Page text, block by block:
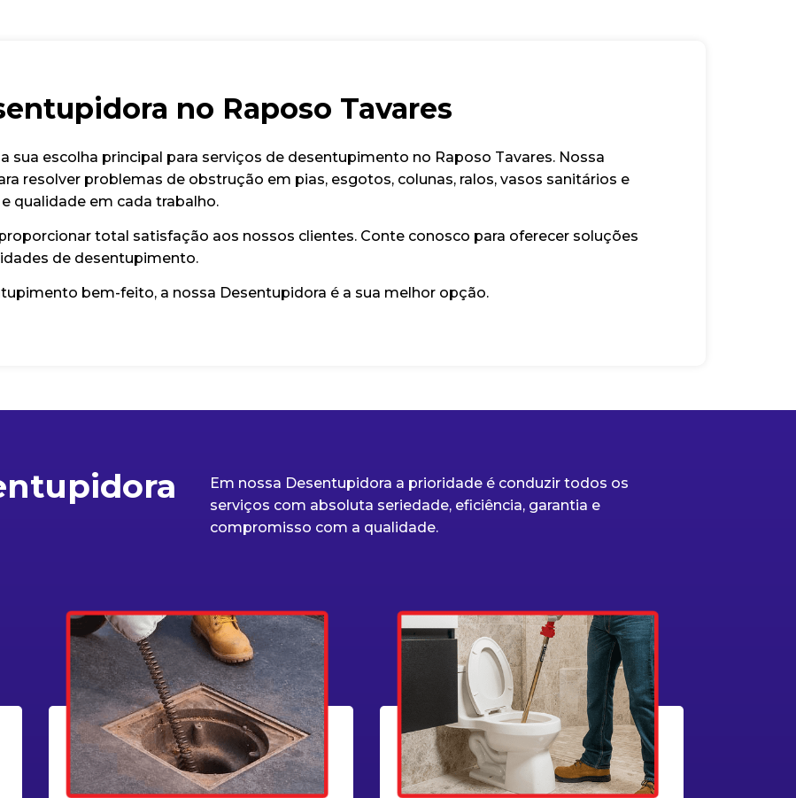
no Raposo Tavares
sua escolha principal para serviços de desentupimento no Raposo Tavares. Nossa
resolver problemas de obstrução em pias, esgotos, colunas, ralos, vasos sanitários e
qualidade em cada trabalho.
total satisfação aos nossos clientes. Conte conosco para oferecer soluções
de desentupimento.
bem-feito, a nossa Desentupidora é a sua melhor opção.
Em nossa Desentupidora a prioridade é conduzir todos os
serviços com absoluta seriedade, eficiência, garantia e
compromisso com a qualidade.